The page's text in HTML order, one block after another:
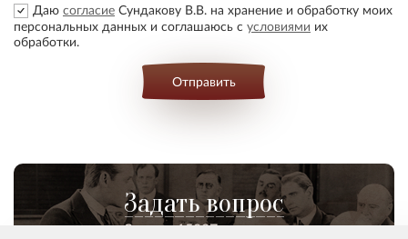
Даю согласие Сундакову В.В. на хранение и обработку моих
персональных данных и соглашаюсь с условиями их
обработки.
Отправить
Задать вопрос
Задано 15007 вопросов